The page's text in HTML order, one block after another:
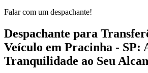
Falar com um despachante!
Despachante para
Veículo em Pracinha - SP:
Tranquilidade ao Seu